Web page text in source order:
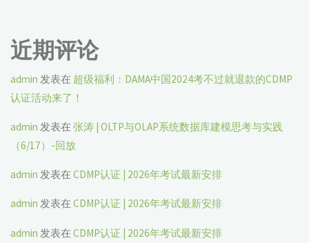
么？"
近期评论
admin 发表在 超级福利：DAMA中国2024考不过就退款的CDMP
认证活动来了！
admin 发表在张涛 | OLTP与OLAP系统数据库建模思考与实践
（6/17）-回放
admin 发表在CDMP认证 | 2026年考试最新安排
admin 发表在CDMP认证 | 2026年考试最新安排
admin 发表在CDMP认证 | 2026年考试最新安排